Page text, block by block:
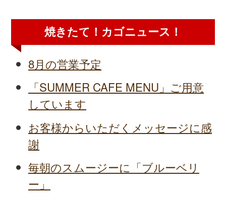
焼きたて！カゴニュース！
8月の営業予定
「SUMMER CAFE MENU」ご用意
しています
お客様からいただくメッセージに感
謝
毎朝のスムージーに「ブルーベリ
ー」